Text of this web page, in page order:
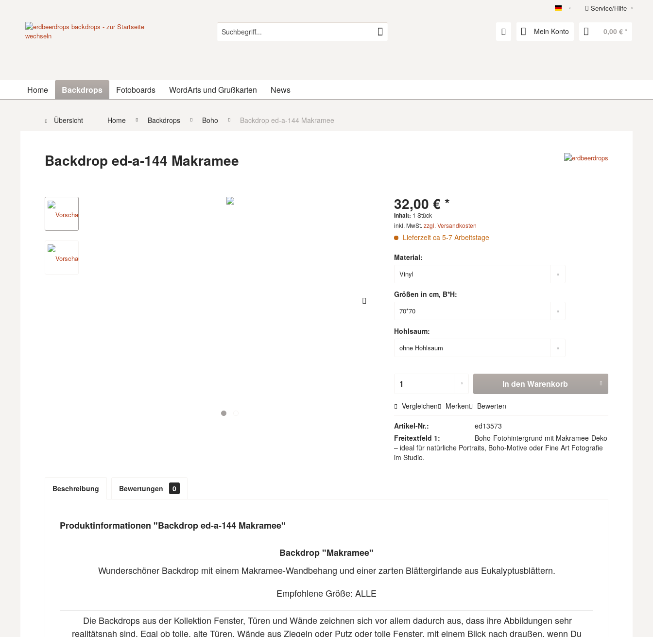
erdbeerdropsService/Hilfe
Mein Konto 0,00 € *
Home Backdrops Fotoboards WordArts und Grußkarten News
Übersicht Home Backdrops Boho Backdrop ed-a-144 Makramee
Backdrop ed-a-144 Makramee
32,00 € *
Inhalt: 1 Stück
inkl. MwSt.zzgl. Versandkosten
Lieferzeit ca 5-7 Arbeitstage
Material:
Größen in cm, B*H:
Hohlsaum:
In den Warenkorb
Vergleichen Merken Bewerten
Artikel-Nr.:
ed13573
Freitextfeld 1:
Boho-Fotohintergrund mit Makramee-Deko
– ideal für natürliche Portraits, Boho-Motive oder Fine Art Fotografie
im Studio.
Beschreibung Bewertungen 0
Produktinformationen "Backdrop ed-a-144 Makramee"
Backdrop "Makramee"
Wunderschöner Backdrop mit einem Makramee-Wandbehang und einer zarten Blättergirlande aus Eukalyptusblättern.
Empfohlene Größe: ALLE
Die Backdrops aus der Kollektion Fenster, Türen und Wände zeichnen sich vor allem dadurch aus, dass ihre Abbildungen sehr
realitätsnah sind. Egal ob tolle, alte Türen, Wände aus Ziegeln oder Putz oder tolle Fenster, mit einem Blick nach draußen, wenn Du